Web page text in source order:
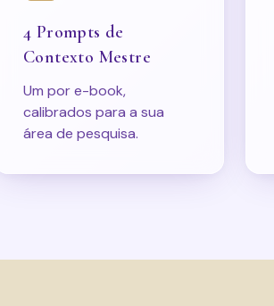
4 Prompts de
Contexto Mestre
Um por e-book,
calibrados para a sua
área de pesquisa.